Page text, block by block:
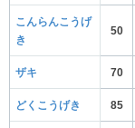
こんらんこうげ
き
50
ザキ 70
どくこうげき 85